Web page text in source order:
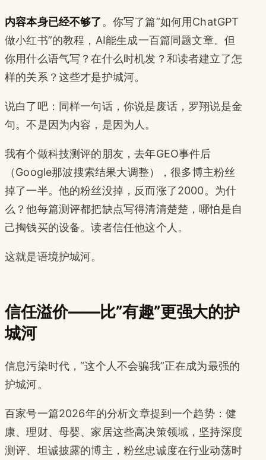
内容本身已经不够了。你写了篇”如何用ChatGPT
做小红书”的教程，AI能生成一百篇同题文章。但
你用什么语气写？在什么时机发？和读者建立了怎
样的关系？这些才是护城河。
说白了吧：同样一句话，你说是废话，罗翔说是金
句。不是因为内容，是因为人。
我有个做科技测评的朋友，去年GEO事件后
（Google那波搜索结果大调整），很多博主粉丝
掉了一半。他的粉丝没掉，反而涨了2000。为什
么？他每篇测评都把缺点写得清清楚楚，哪怕是自
己掏钱买的设备。读者信任他这个人。
这就是语境护城河。
信任溢价——比”有趣”更强大的护
城河
信息污染时代，“这个人不会骗我”正在成为最强的
护城河。
百家号一篇2026年的分析文章提到一个趋势：健
康、理财、母婴、家居这些高决策领域，坚持深度
测评、坦诚披露的博主，粉丝忠诚度在行业动荡时